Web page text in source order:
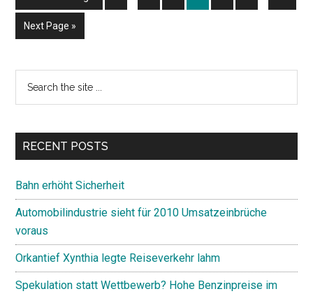
to
to
to
to
to
to
to
to
Go
to
Next Page »
Primary
Sidebar
...
RECENT POSTS
Bahn erhöht Sicherheit
Automobilindustrie sieht für 2010 Umsatzeinbrüche
voraus
Orkantief Xynthia legte Reiseverkehr lahm
Spekulation statt Wettbewerb? Hohe Benzinpreise im